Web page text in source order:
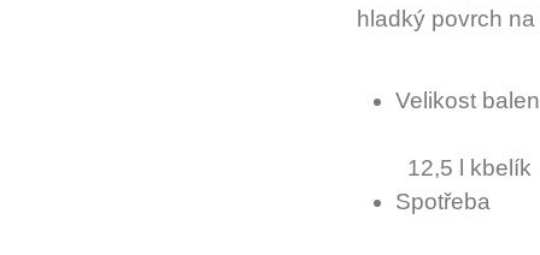
hladký povrch
Velikost
12,5 l kbelík